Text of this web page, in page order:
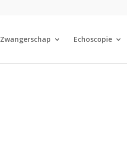
Zwangerschap Echoscopie